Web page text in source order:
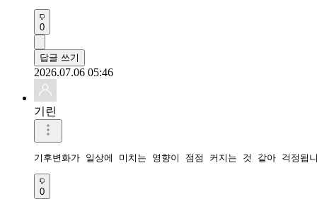
0
답글 쓰기
2026.07.06 05:46
기린
기후변화가 일상에 미치는 영향이 점점 커지는 것 같아 걱정됩
0